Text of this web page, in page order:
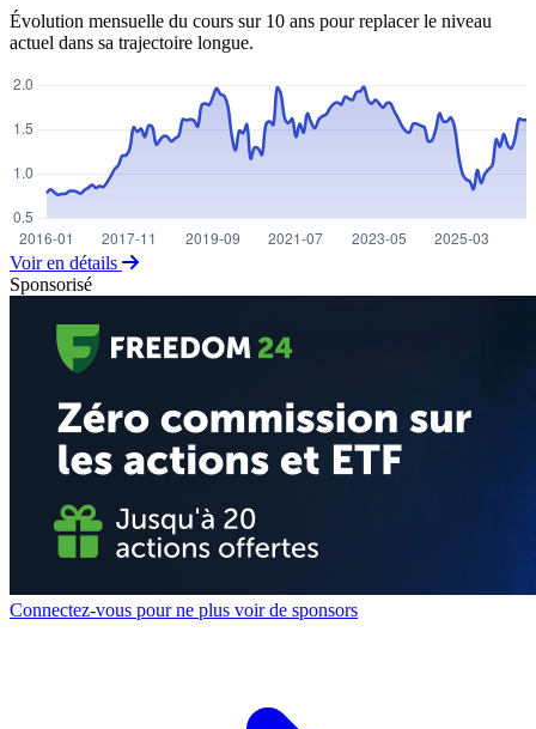
Évolution mensuelle du cours sur 10 ans pour replacer le niveau
actuel dans sa trajectoire longue.
Voir en détails
Sponsorisé
Connectez-vous pour ne plus voir de sponsors